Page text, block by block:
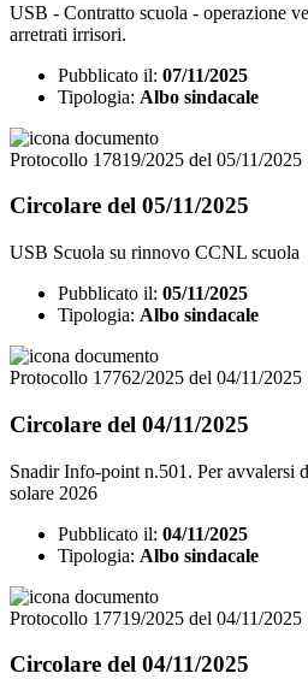
USB - Contratto scuola - operazione
arretrati irrisori.
Pubblicato il: 07/11/2025
Tipologia: Albo sindacale
Protocollo 17819/2025 del 05/11/2025
Circolare del 05/11/2025
USB Scuola su rinnovo CCNL scuola
Pubblicato il: 05/11/2025
Tipologia: Albo sindacale
Protocollo 17762/2025 del 04/11/2025
Circolare del 04/11/2025
Snadir Info-point n.501. Per avvalersi
solare 2026
Pubblicato il: 04/11/2025
Tipologia: Albo sindacale
Protocollo 17719/2025 del 04/11/2025
Circolare del 04/11/2025